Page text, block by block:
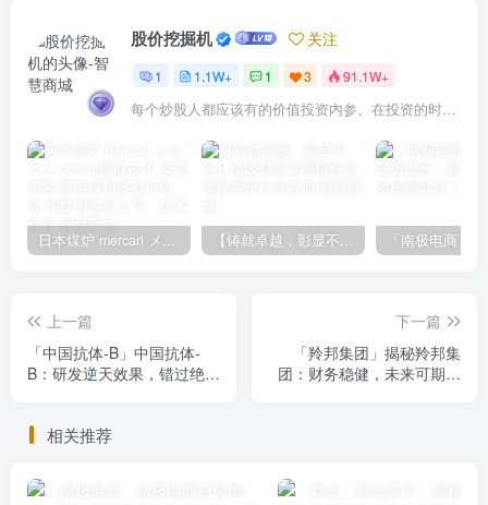
股价挖掘机 关注
1 1.1W+ 1 3 91.1W+
每个炒股人都应该有的价值投资内参。在投资的时候，我们把自己看成是企业分析师——而不是市场分析师，也不是宏观经济分析师，更不是证券分析师。
日本煤炉 mercari メルカリ cookie提取技术 安卓 苹果 雷电模拟器都可提取,指纹浏览器上号。技术支持 【铸就卓越，彰显不凡】顶级财富管理机构专属官网设计与咨询
上一篇
「中国抗体-B」中国抗体-
B：研发逆天效果，错过绝对
下一篇
「羚邦集团」揭秘羚邦集
团：财务稳健，未来可期，
相关推荐